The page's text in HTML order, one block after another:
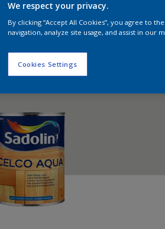
We respect your privacy.
By clicking “Accept All Cookies”, you agree to
navigation, analyze site usage, and assist in our
Cookies Settings